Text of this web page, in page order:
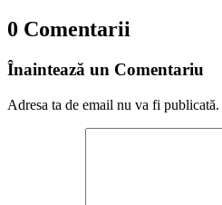
0 Comentarii
Înaintează un Comentariu
Adresa ta de email nu va fi publicată.